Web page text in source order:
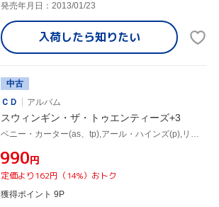
発売年月日：2013/01/23
入荷したら知りたい
中古
ＣＤ
アルバム
スウィンギン・ザ・トゥエンティーズ+3
ベニー・カーター(as、tp),アール・ハインズ(p),リロイ・ヴィネガー(b),シェリー・マン(ds)
¥990円
定価より162円（14%）おトク
獲得ポイント 9P